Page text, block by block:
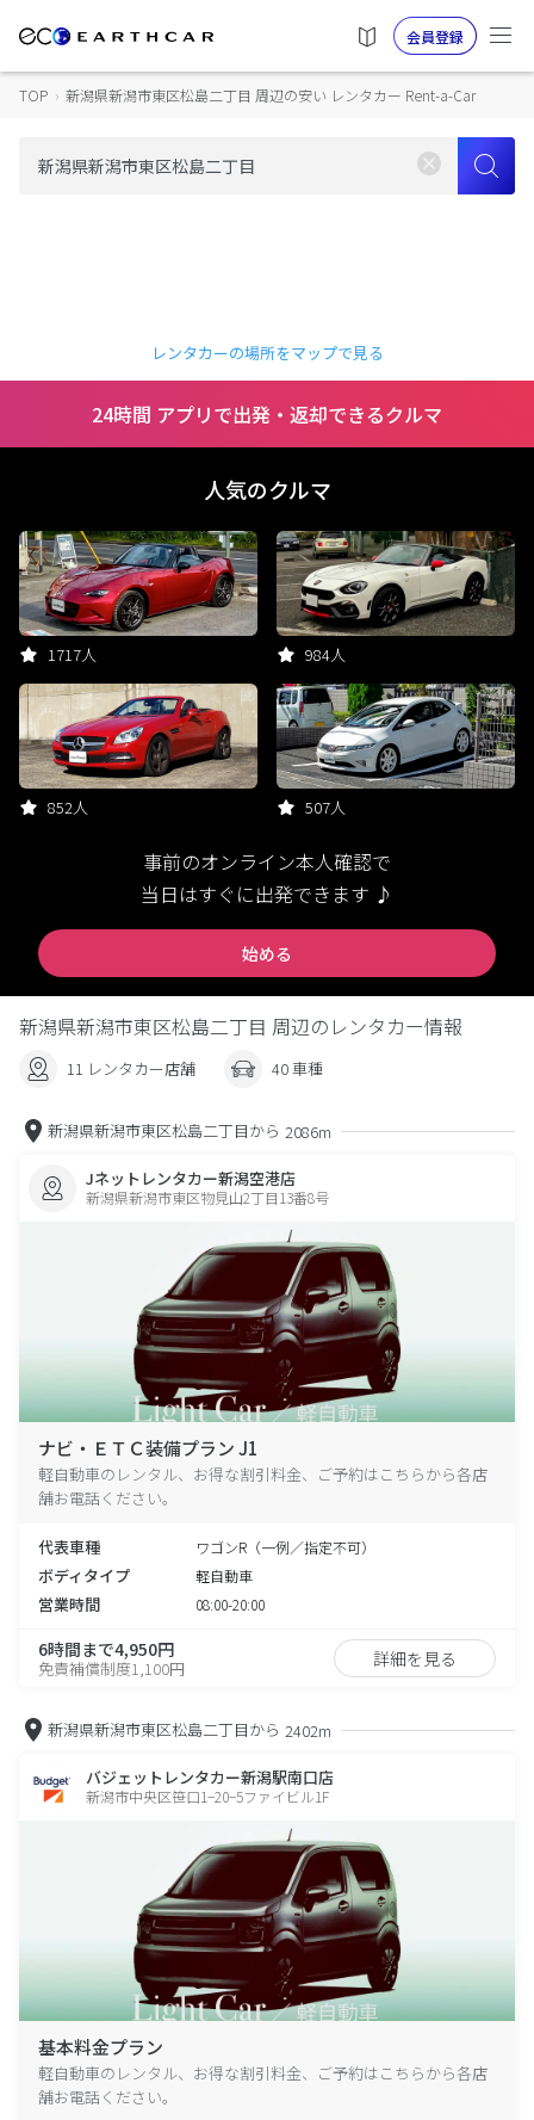
会員登録
TOP › 新潟県新潟市東区松島二丁目 周辺の安い レンタカー Rent-a-Car
レンタカーの場所をマップで見る
24時間 アプリで出発・返却できるクルマ
人気のクルマ
1717人 984人
852人 507人
事前のオンライン本人確認で
当日はすぐに出発できます ♪
始める
新潟県新潟市東区松島二丁目 周辺のレンタカー情報
11 レンタカー店舗 40 車種
新潟県新潟市東区松島二丁目から 2086m
Jネットレンタカー新潟空港店
新潟県新潟市東区物見山2丁目13番8号
ナビ・ＥＴＣ装備プラン J1
軽自動車のレンタル、お得な割引料金、ご予約はこちらから各店
舗お電話ください。
代表車種 ワゴンR（一例／指定不可）
ボディタイプ 軽自動車
営業時間 08:00-20:00
6時間まで4,950円
免責補償制度1,100円 詳細を見る
新潟県新潟市東区松島二丁目から 2402m
バジェットレンタカー新潟駅南口店
新潟市中央区笹口1−20−5ファイビル1F
基本料金プラン
軽自動車のレンタル、お得な割引料金、ご予約はこちらから各店
舗お電話ください。